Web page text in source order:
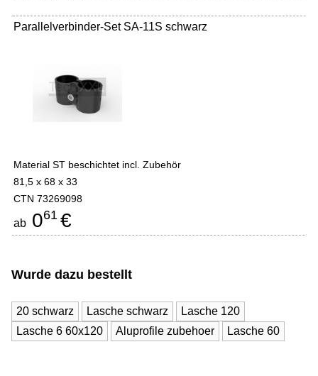
Parallelverbinder-Set SA-11S schwarz
Material ST beschichtet incl. Zubehör
81,5 x 68 x 33
CTN 73269098
ab 061 €
Wurde dazu bestellt
20 schwarz Lasche schwarz
Lasche 120
Lasche 6 60x120
Aluprofile zubehoer Lasche 60